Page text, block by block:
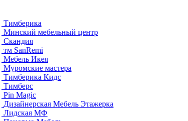
Тимберика
Минский мебельный центр
Скандия
тм SanRemi
Мебель Икея
Муромские мастера
Тимберика Кидс
Тимберс
Pin Magic
Дизайнерская Мебель Этажерка
Лидская МФ